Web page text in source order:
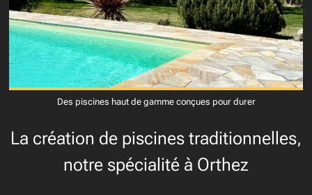
Des piscines haut de gamme conçues pour durer
La création de piscines traditionnelles,
notre spécialité à Orthez